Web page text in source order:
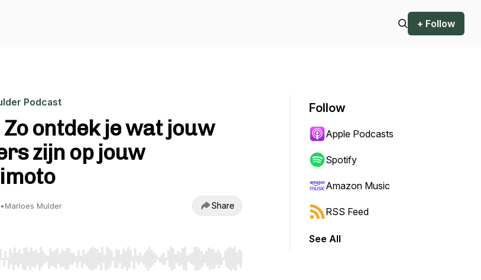
+ Follow
Podcast
ontdek je wat jouw
zijn op jouw
•Marloes Mulder Share
Left/Right to seek, Home/End to jump to start or end. Hold shift to jump forward or backward.
Follow
Apple Podcasts
Spotify
Amazon Music
RSS Feed
See All